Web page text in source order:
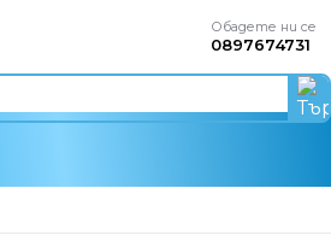
Обадете ни се
0897674731